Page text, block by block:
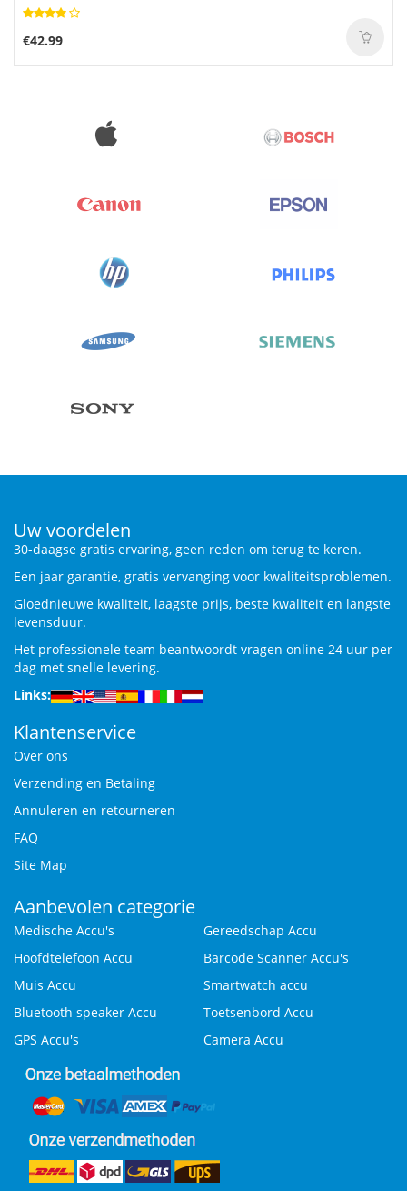
€42.99
Uw voordelen
30-daagse gratis ervaring, geen reden om terug te keren.
Een jaar garantie, gratis vervanging voor kwaliteitsproblemen.
Gloednieuwe kwaliteit, laagste prijs, beste kwaliteit en langste
levensduur.
Het professionele team beantwoordt vragen online 24 uur per
dag met snelle levering.
Links:
Klantenservice
Over ons
Verzending en Betaling
Annuleren en retourneren
FAQ
Site Map
Aanbevolen categorie
Medische Accu's
Gereedschap Accu
Hoofdtelefoon Accu
Barcode Scanner Accu's
Muis Accu
Smartwatch accu
Bluetooth speaker Accu
Toetsenbord Accu
GPS Accu's
Camera Accu